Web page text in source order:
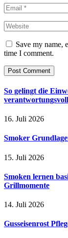
Save my name,
time I comment.
So gelingt die
16. Juli 2026
Smoker
15. Juli 2026
Smoken lernen
Grillmomente
14. Juli 2026
Gusseisenrost